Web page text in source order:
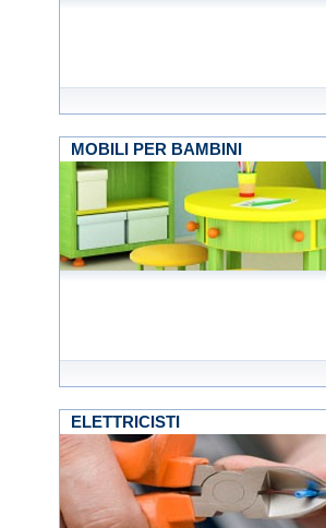
MOBILI PER BAMBINI
ELETTRICISTI